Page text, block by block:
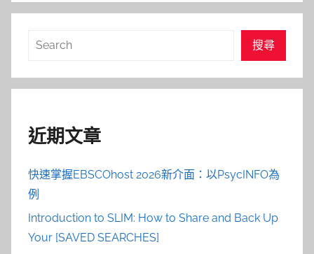
搜
搜尋
近期文章
快速掌握EBSCOhost 2026新介面：以PsycINFO為
例
Introduction to SLIM: How to Share and Back Up
Your [SAVED SEARCHES]